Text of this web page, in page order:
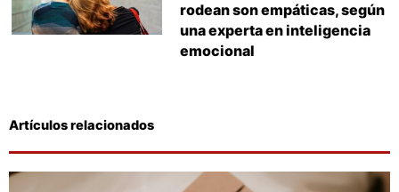
rodean son empáticas, según
una experta en inteligencia
emocional
Artículos relacionados